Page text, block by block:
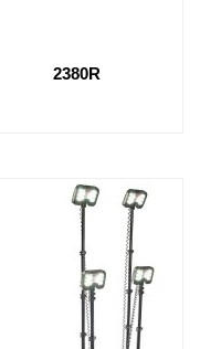
2380R